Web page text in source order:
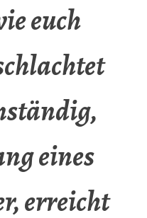
euch
eines
erreicht